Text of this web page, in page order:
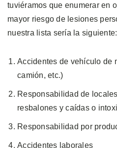
tuviéramos que enumerar en
mayor riesgo de lesiones
nuestra lista sería la siguiente:
Accidentes de vehículo de
camión, etc.)
Responsabilidad de
resbalones y caídas o
Responsabilidad por
Accidentes laborales